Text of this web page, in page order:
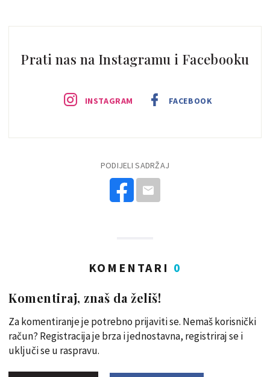
Prati nas na Instagramu i Facebooku
INSTAGRAM FACEBOOK
PODIJELI SADRŽAJ
KOMENTARI 0
Komentiraj, znaš da želiš!
Za komentiranje je potrebno prijaviti se. Nemaš korisnički
račun? Registracija je brza i jednostavna, registriraj se i
uključi se u raspravu.